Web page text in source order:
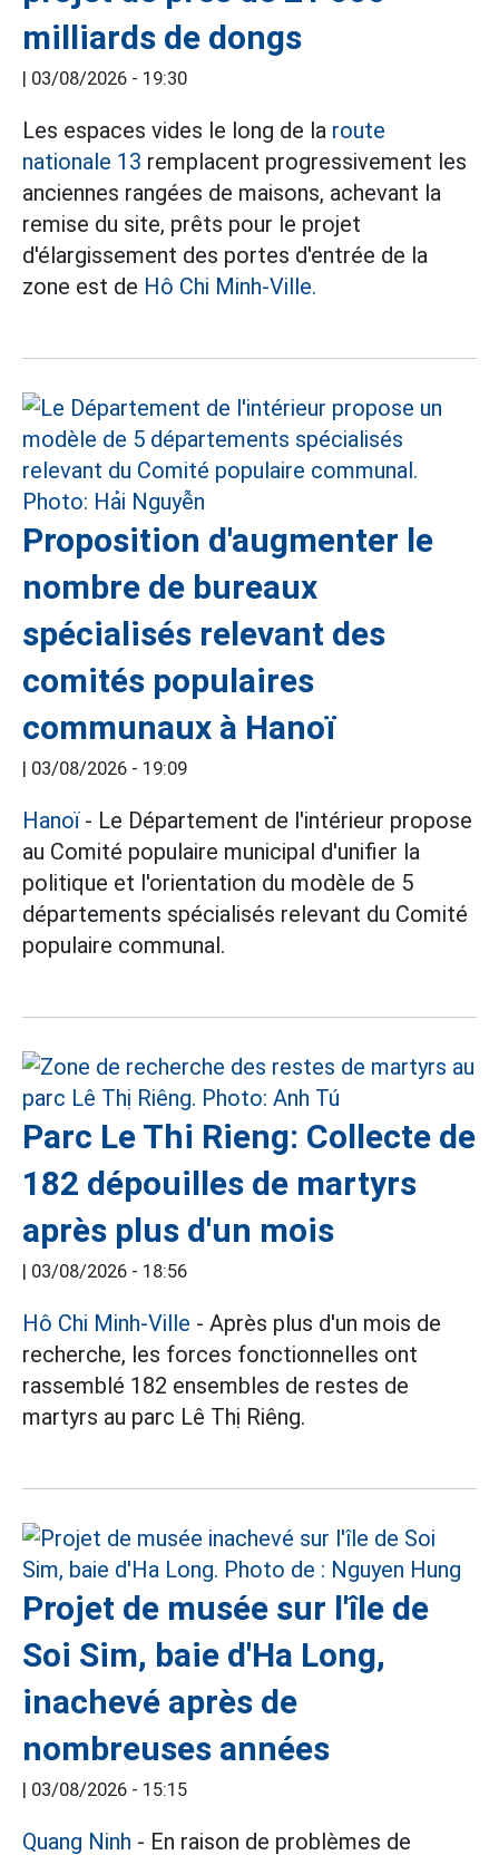
milliards de dongs
| 03/08/2026 - 19:30
Les espaces vides le long de la route
nationale 13 remplacent progressivement les
anciennes rangées de maisons, achevant la
remise du site, prêts pour le projet
d'élargissement des portes d'entrée de la
zone est de Hô Chi Minh-Ville.
Proposition d'augmenter le
nombre de bureaux
spécialisés relevant des
comités populaires
communaux à Hanoï
| 03/08/2026 - 19:09
Hanoï- Le Département de l'intérieur propose
au Comité populaire municipal d'unifier la
politique et l'orientation du modèle de 5
départements spécialisés relevant du Comité
populaire communal.
Parc Le Thi Rieng: Collecte de
182 dépouilles de martyrs
après plus d'un mois
| 03/08/2026 - 18:56
Hô Chi Minh-Ville - Après plus d'un mois de
recherche, les forces fonctionnelles ont
rassemblé 182 ensembles de restes de
martyrs au parc Lê Thị Riêng.
Projet de musée sur l'île de
Soi Sim, baie d'Ha Long,
inachevé après de
nombreuses années
| 03/08/2026 - 15:15
Quang Ninh - En raison de problèmes de